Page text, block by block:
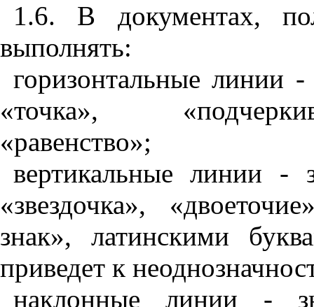
1.6. В документах,
выполнять:
горизонтальные линии
«точка»,
«равенство»;
вертикальные линии -
«звездочка»,
знак», латинскими
приведет к
наклонные линии -